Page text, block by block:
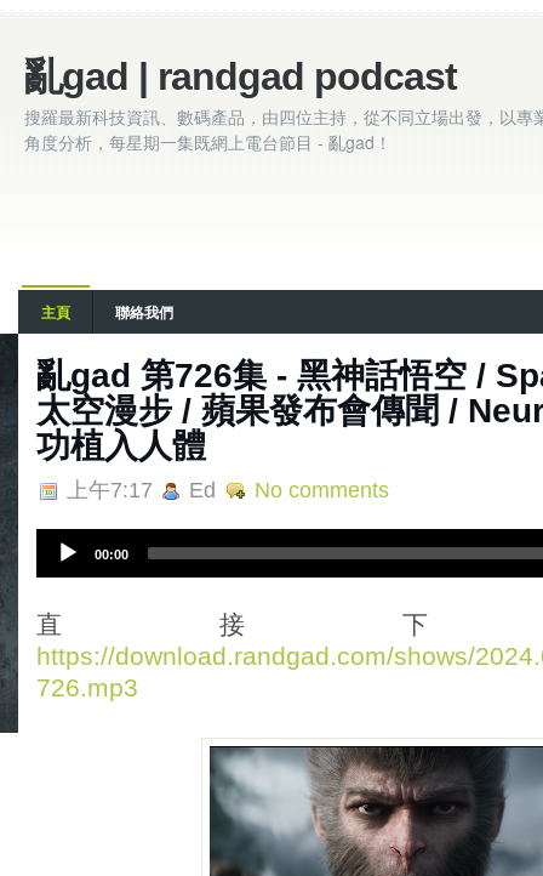
亂gad | randgad podcast
搜羅最新科技資訊、數碼產品，由四位主持，從不同立場出發，以專
角度分析，每星期一集既網上電台節目 - 亂gad！
主頁 聯絡我們
亂‌‌‌gad‌‌‌ ‌‌‌‌‌第726集 - 黑神話悟空 /
太空漫步 / 蘋果發布會傳聞 /
功植入人體
上午7:17 Ed No comments
i
o
P
l
00:00
直接
https://download.randgad.com/shows/
726.mp3